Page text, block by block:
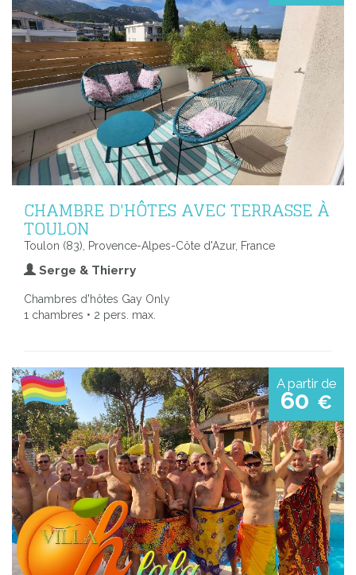
CHAMBRE D'HÔTES AVEC TERRASSE À
TOULON
Toulon (83), Provence-Alpes-Côte d'Azur, France
Serge & Thierry
Chambres d'hôtes Gay Only
1 chambres • 2 pers. max.
A partir de
60 €